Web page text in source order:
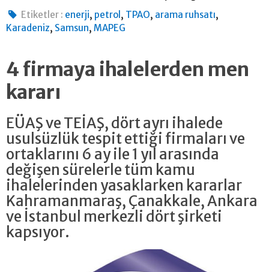
Etiketler : enerji, petrol , TPAO, arama ruhsatı,
Karadeniz, Samsun, MAPEG
4 firmaya ihalelerden men
kararı
EÜAŞ ve TEİAŞ, dört ayrı ihalede
usulsüzlük tespit ettiği firmaları ve
ortaklarını 6 ay ile 1 yıl arasında
değişen sürelerle tüm kamu
ihalelerinden yasaklarken kararlar
Kahramanmaraş, Çanakkale, Ankara
ve İstanbul merkezli dört şirketi
kapsıyor.